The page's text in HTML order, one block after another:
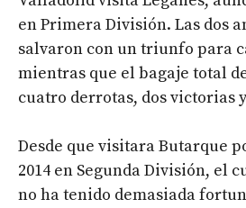
en Primera División. Las dos
salvaron con un triunfo para
mientras que el bagaje total
cuatro derrotas, dos victorias
Desde que visitara Butarque
2014 en Segunda División, el
no ha tenido demasiada